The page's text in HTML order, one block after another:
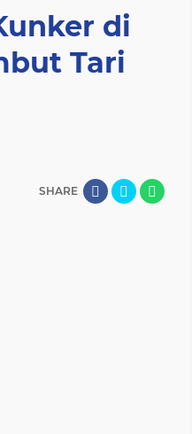
di
Tari
SHARE